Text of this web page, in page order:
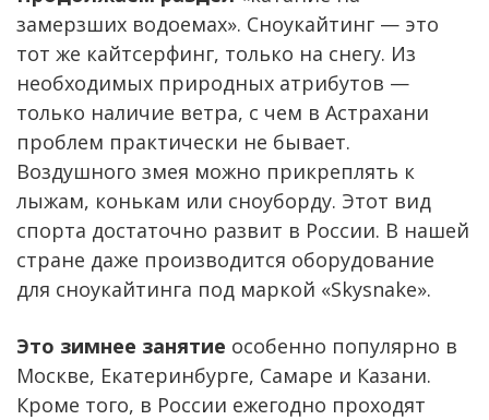
замерзших водоемах». Сноукайтинг — это
тот же кайтсерфинг, только на снегу. Из
необходимых природных атрибутов —
только наличие ветра, с чем в Астрахани
проблем практически не бывает.
Воздушного змея можно прикреплять к
лыжам, конькам или сноуборду. Этот вид
спорта достаточно развит в России. В нашей
стране даже производится оборудование
для сноукайтинга под маркой «Skysnake».
Это зимнее занятие особенно популярно в
Москве, Екатеринбурге, Самаре и Казани.
Кроме того, в России ежегодно проходят